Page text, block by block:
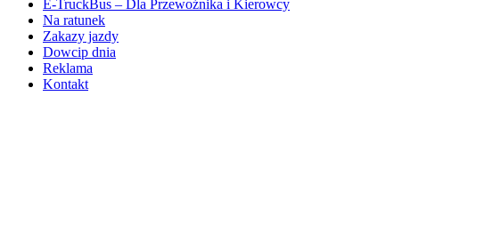
E-TruckBus – Dla Przewoźnika i Kierowcy
Na ratunek
Zakazy jazdy
Dowcip dnia
Reklama
Kontakt